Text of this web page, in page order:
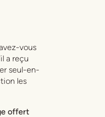
vous
a reçu
seul-en-
les
offert